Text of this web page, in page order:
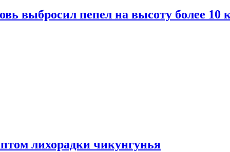
выбросил пепел на высоту более 10
лихорадки чикунгунья